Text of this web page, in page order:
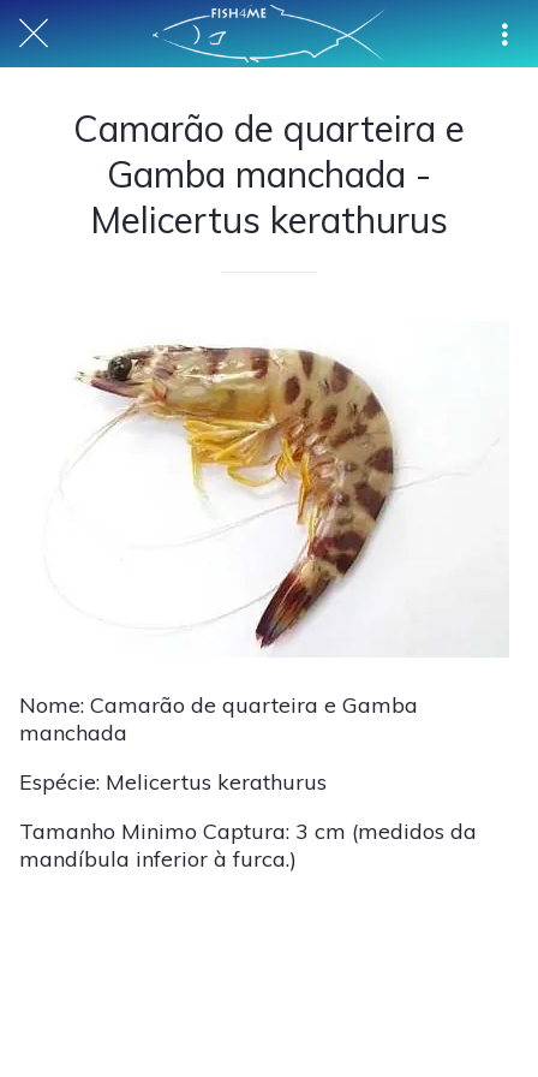
Camarão de quarteira e
Gamba manchada -
Melicertus kerathurus
Nome: Camarão de quarteira e Gamba
manchada
Espécie: Melicertus kerathurus
Tamanho Minimo Captura: 3 cm (medidos da
mandíbula inferior à furca.)